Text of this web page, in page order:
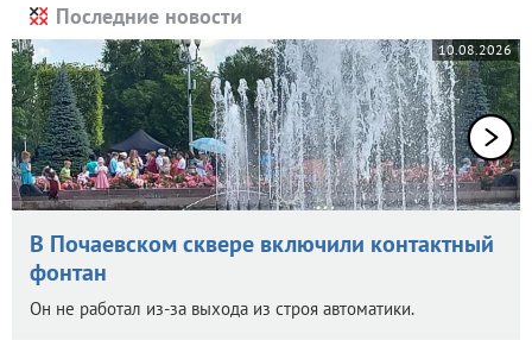
Последние новости
10.08.2026
В Почаевском сквере включили контактный
фонтан
Он не работал из-за выхода из строя автоматики.